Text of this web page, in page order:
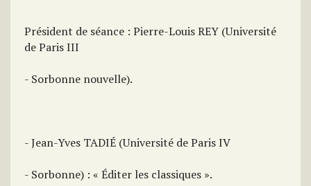
Président de séance : Pierre-Louis REY (Université
de Paris III
- Sorbonne nouvelle).
- Jean-Yves TADIÉ (Université de Paris IV
- Sorbonne) : « Éditer les classiques ».